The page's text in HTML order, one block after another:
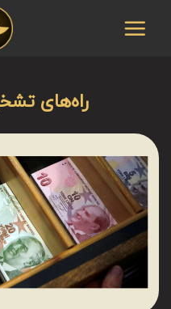
راه‌های